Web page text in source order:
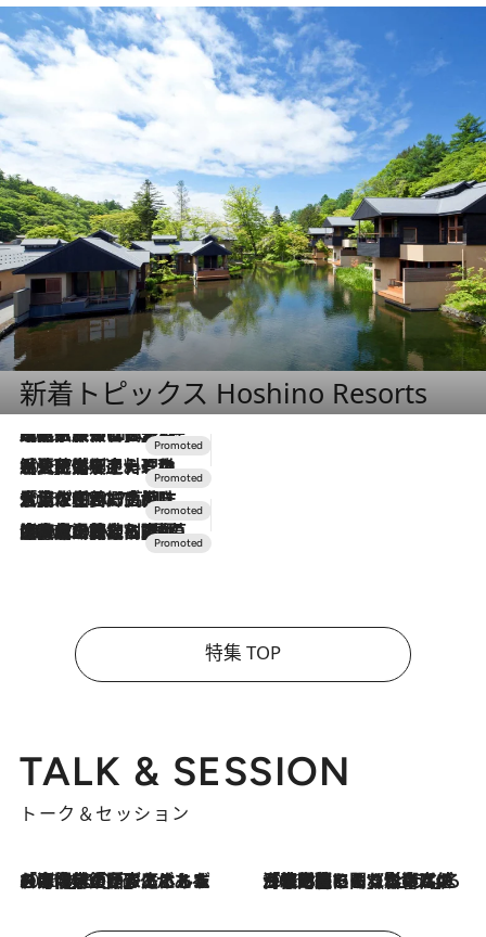
新着トピックス Hoshino Resorts
2026.7.31
【ホテル帰省】という選択肢をOMOが提案。家族とほどよい距離を保つには「昼は実家、夜は気兼ねなくホテルで！」
2026.7.24
【夏限定ディナーコース】旬を迎える稚鮎や花ズッキーニなどをイタリア・トスカーナの郷土料理の手法で満喫！
2026.7.17
「土佐和ハーブかき氷」がOMO7高知に登場！生姜、山椒、大葉など目にも舌にも涼を呼ぶ郷土の味
2026.7.10
NEW OPEN！【界 草津】名湯の地に誕生。趣の異なる2種の温泉と上州ならではの会席・蕎麦割烹など美食を味わう究極の癒やし旅
特集 TOP
TALK & SESSION
トーク＆セッション
2026.8.3
「今後値上げがあるとすれば…」「リスクがあるのは今年の冬」エネルギー専門家が語る、ホルムズ海峡封鎖が家庭にもたらす“ある心配” 2026.8.3
「住宅建てられない…」「サーチャージ料の高値が続いている」ホルムズ海峡封鎖による影響はいつまで続く？《エネルギー専門家に聞く“どうなる日本の暮らし”》